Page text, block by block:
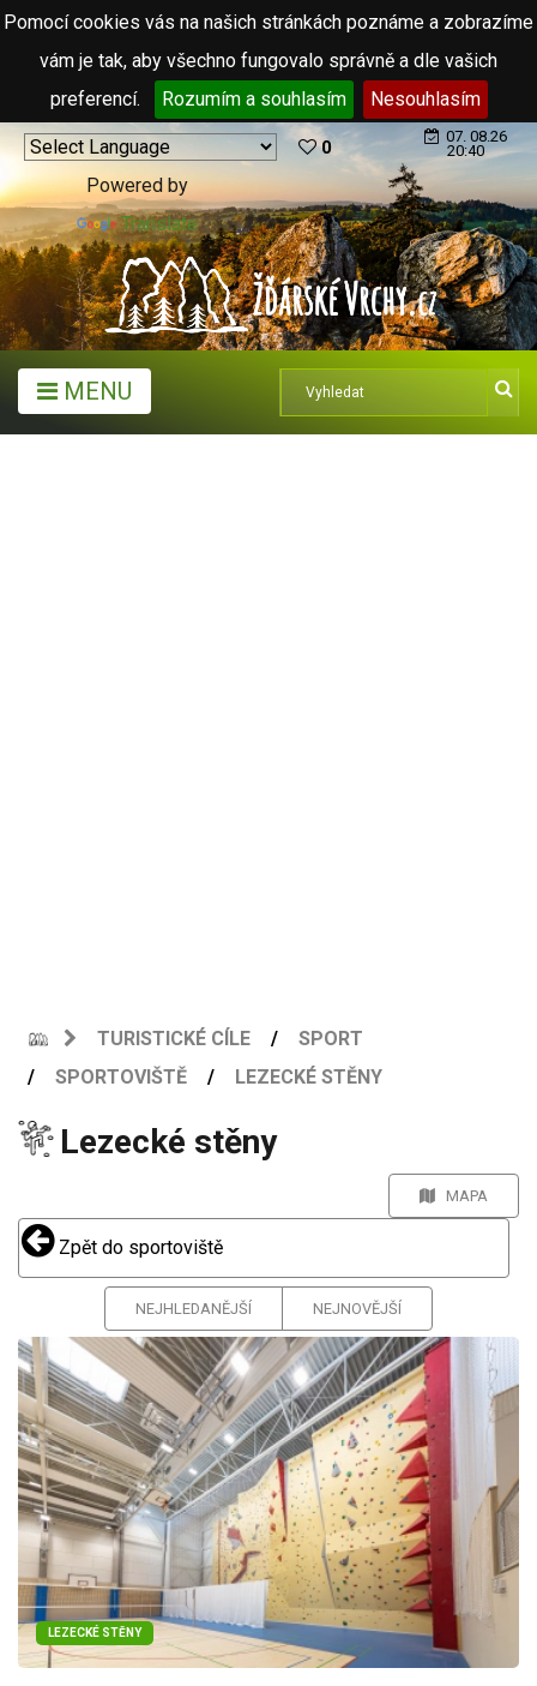
Pomocí cookies vás na našich stránkách poznáme a zobrazíme
vám je tak, aby všechno fungovalo správně a dle vašich
preferencí.
Rozumím a souhlasím Nesouhlasím
Powered by
Translate
0
07. 08.26
20:40
MENU
TURISTICKÉ CÍLE
SPORT
SPORTOVIŠTĚ
LEZECKÉ STĚNY
Lezecké stěny
MAPA
Zpět do sportoviště
NEJHLEDANĚJŠÍ NEJNOVĚJŠÍ
LEZECKÉ STĚNY